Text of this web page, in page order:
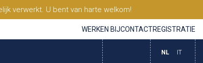
verwerkt. U bent van harte welkom!
WERKEN BIJCONTACTREGISTRATIE
NL IT